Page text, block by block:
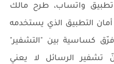
تطبيق واتساب، طرح مالك
التطبيق الذي يستخدمه
فرّق كساسية بين "التشفير"
تشفير الرسائل لا يعني